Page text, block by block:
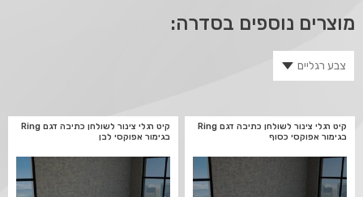
מוצרים נוספים בסדרה:
קיט רגלי צינור לשולחן כתיבה דגם Ring
בגימור אפוקסי כסוף
קיט רגלי צינור לשולחן כתיבה דגם Ring
בגימור אפוקסי לבן